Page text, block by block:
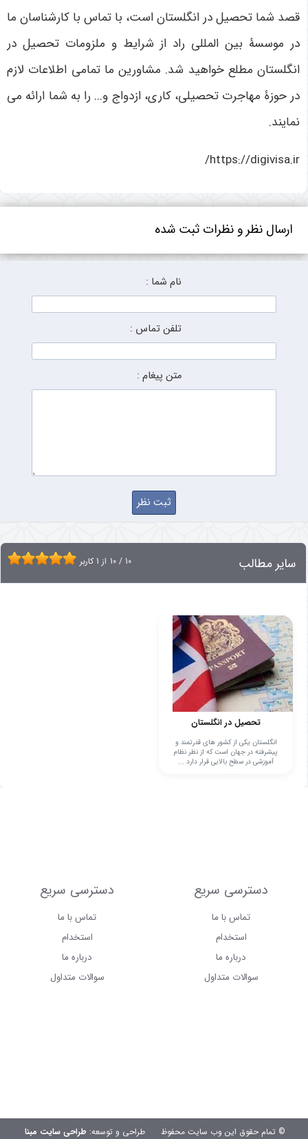
قصد شما تحصیل در انگلستان است، با تماس با کارشناسان ما
در موسسۀ بین المللی راد از شرایط و ملزومات تحصیل در
انگلستان مطلع خواهید شد. مشاورین ما تمامی اطلاعات لازم
در حوزۀ مهاجرت تحصیلی، کاری، ازدواج و... را به شما ارائه می
نمایند.
https://digivisa.ir/
ارسال نظر و نظرات ثبت شده
نام شما :
تلفن تماس :
متن پیغام :
سایر مطالب 10 / 10 از 1 کاربر
تحصیل در انگلستان
انگلستان یکی از کشور های قدرتمند و
پیشرفته در جهان است که از نظر نظام
آموزشی در سطح بالایی قرار دارد ...
دسترسی سریع
تماس با ما
استخدام
درباره ما
سوالات متداول
دسترسی سریع
تماس با ما
استخدام
درباره ما
سوالات متداول
© تمام حقوق این وب سایت محفوظ طراحی و توسعه:طراحی سایت مبنا